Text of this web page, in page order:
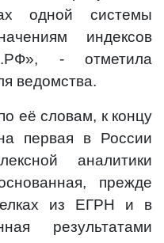
одной системы
индексов
- отметила
ведомства.
словам, к концу
первая в России
аналитики
прежде
из ЕГРН и в
результатами